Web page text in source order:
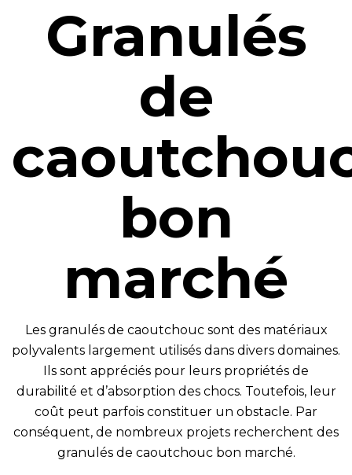
Granulés
de
bon
marché
Les granulés de caoutchouc sont des matériaux
polyvalents largement utilisés dans divers domaines.
Ils sont appréciés pour leurs propriétés de
durabilité et d’absorption des chocs. Toutefois, leur
coût peut parfois constituer un obstacle. Par
conséquent, de nombreux projets recherchent des
granulés de caoutchouc bon marché.